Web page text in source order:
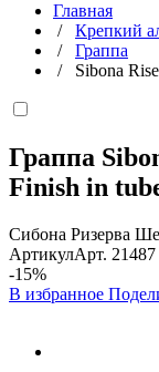
Главная
/ Крепкий
/ Граппа
/ Sibona
Граппа
Finish in
Сибона Ризерва
АртикулАрт. 21487
-15%
В избранное